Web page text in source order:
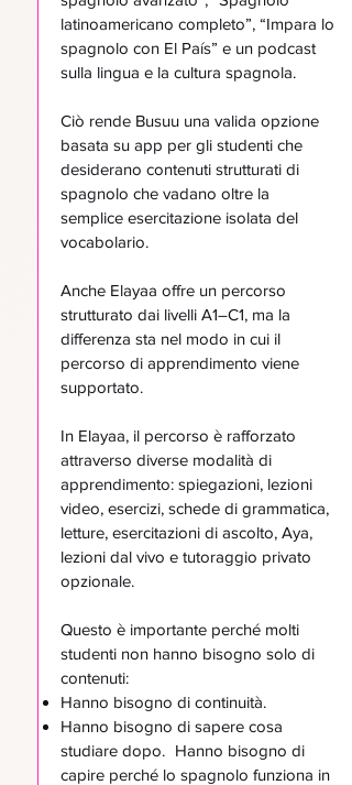
latinoamericano completo”, “Impara lo
spagnolo con El País” e un podcast
sulla lingua e la cultura spagnola.
Ciò rende Busuu una valida opzione
basata su app per gli studenti che
desiderano contenuti strutturati di
spagnolo che vadano oltre la
semplice esercitazione isolata del
vocabolario.
Anche Elayaa offre un percorso
strutturato dai livelli A1–C1, ma la
differenza sta nel modo in cui il
percorso di apprendimento viene
supportato.
In Elayaa, il percorso è rafforzato
attraverso diverse modalità di
apprendimento: spiegazioni, lezioni
video, esercizi, schede di grammatica,
letture, esercitazioni di ascolto, Aya,
lezioni dal vivo e tutoraggio privato
opzionale.
Questo è importante perché molti
studenti non hanno bisogno solo di
contenuti:
Hanno bisogno di continuità.
Hanno bisogno di sapere cosa
studiare dopo. Hanno bisogno di
capire perché lo spagnolo funziona in